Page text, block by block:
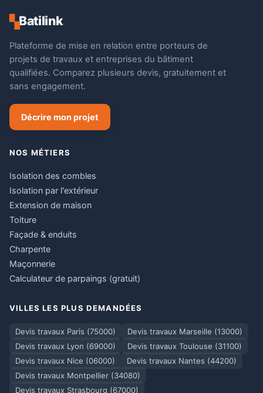
▚Batilink
Plateforme de mise en relation entre porteurs de
projets de travaux et entreprises du bâtiment
qualifiées. Comparez plusieurs devis, gratuitement et
sans engagement.
Décrire mon projet
NOS MÉTIERS
Isolation des combles
Isolation par l'extérieur
Extension de maison
Toiture
Façade & enduits
Charpente
Maçonnerie
Calculateur de parpaings (gratuit)
VILLES LES PLUS DEMANDÉES
Devis travaux Paris (75000)
Devis travaux Marseille (13000)
Devis travaux Lyon (69000)
Devis travaux Toulouse (31100)
Devis travaux Nice (06000)
Devis travaux Nantes (44200)
Devis travaux Montpellier (34080)
Devis travaux Strasbourg (67000)